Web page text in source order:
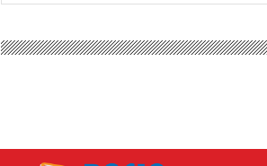
Fenerbahçe’nin
yapıldı